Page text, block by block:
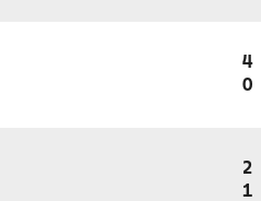
4
0
2
1